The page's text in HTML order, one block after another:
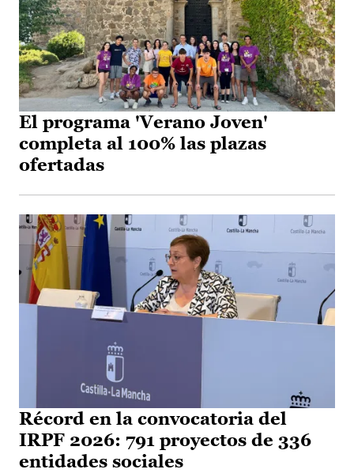
El programa 'Verano Joven'
completa al 100% las plazas
ofertadas
Récord en la convocatoria del
IRPF 2026: 791 proyectos de 336
entidades sociales